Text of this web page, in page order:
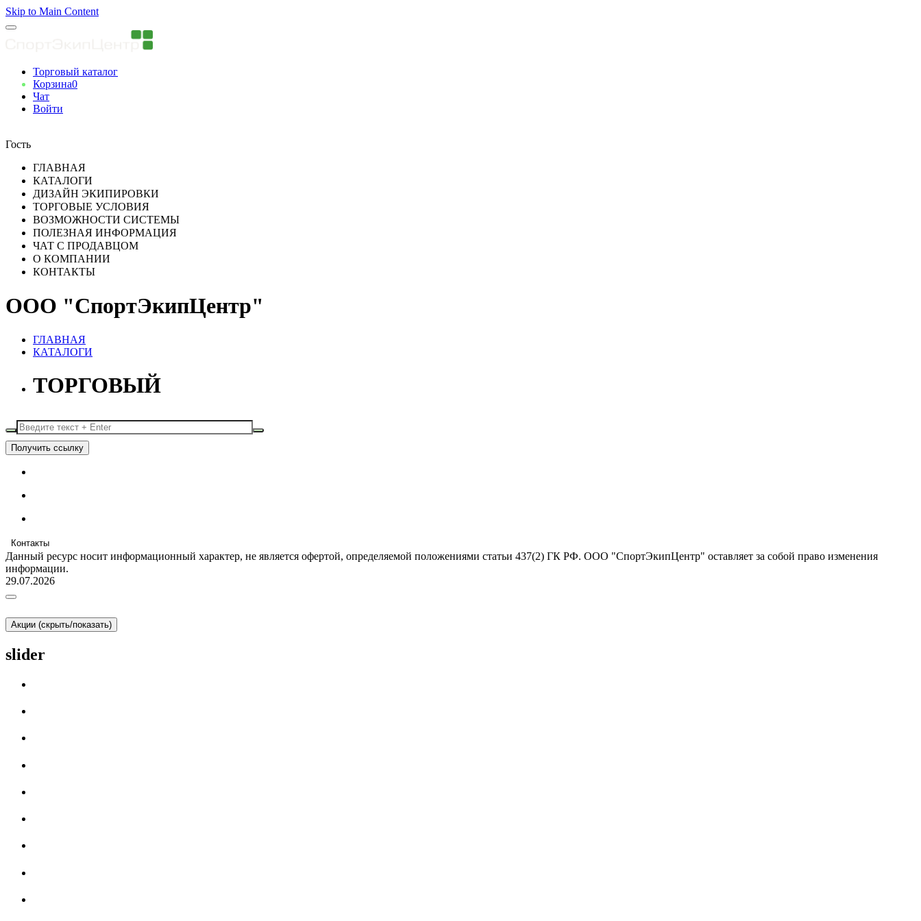
Skip to Main Content
Торговый каталог
Корзина0
Чат
Войти
Гость
ГЛАВНАЯ
КАТАЛОГИ
ДИЗАЙН ЭКИПИРОВКИ
ТОРГОВЫЕ УСЛОВИЯ
ВОЗМОЖНОСТИ СИСТЕМЫ
ПОЛЕЗНАЯ ИНФОРМАЦИЯ
ЧАТ С ПРОДАВЦОМ
О КОМПАНИИ
КОНТАКТЫ
ООО "СпортЭкипЦентр"
ГЛАВНАЯ
КАТАЛОГИ
ТОРГОВЫЙ
Получить ссылку
Контакты
Данный ресурс носит информационный характер, не является офертой, определяемой положениями статьи 437(2) ГК РФ. ООО "СпортЭкипЦентр" оставляет за собой право изменения
информации.
29.07.2026
Акции (скрыть/показать)
slider